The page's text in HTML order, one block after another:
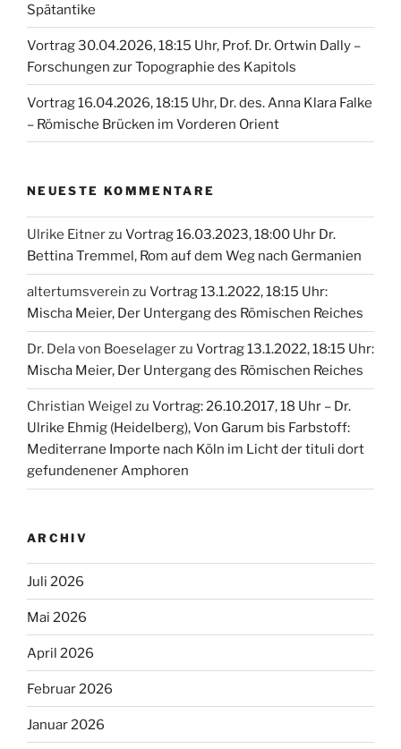
Spätantike
Vortrag 30.04.2026, 18:15 Uhr, Prof. Dr. Ortwin Dally –
Forschungen zur Topographie des Kapitols
Vortrag 16.04.2026, 18:15 Uhr, Dr. des. Anna Klara Falke
– Römische Brücken im Vorderen Orient
NEUESTE KOMMENTARE
Ulrike Eitnerzu Vortrag 16.03.2023, 18:00 Uhr Dr.
Bettina Tremmel, Rom auf dem Weg nach Germanien
altertumsverein zu Vortrag 13.1.2022, 18:15 Uhr:
Mischa Meier, Der Untergang des Römischen Reiches
Dr. Dela von Boeselagerzu Vortrag 13.1.2022, 18:15 Uhr:
Mischa Meier, Der Untergang des Römischen Reiches
Christian Weigel zu Vortrag: 26.10.2017, 18 Uhr – Dr.
Ulrike Ehmig (Heidelberg), Von Garum bis Farbstoff:
Mediterrane Importe nach Köln im Licht der tituli dort
gefundenener Amphoren
ARCHIV
Juli 2026
Mai 2026
April 2026
Februar 2026
Januar 2026